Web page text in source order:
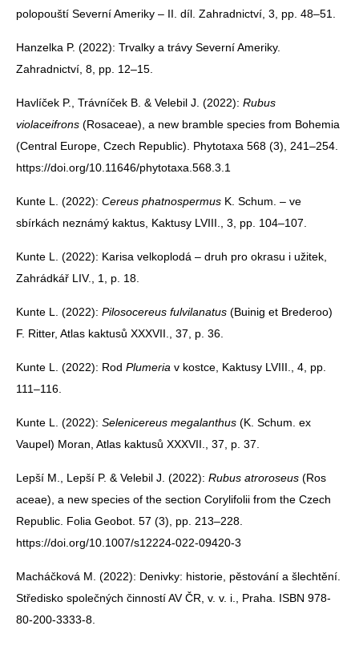
polopouští Severní Ameriky – II. díl. Zahradnictví, 3, pp. 48–51.
Hanzelka P. (2022): Trvalky a trávy Severní Ameriky.
Zahradnictví, 8, pp. 12–15.
Havlíček P., Trávníček B. & Velebil J. (2022): Rubus
violaceifrons (Rosaceae), a new bramble species from Bohemia
(Central Europe, Czech Republic). Phytotaxa 568 (3), 241–254.
https://doi.org/10.11646/phytotaxa.568.3.1
Kunte L. (2022): Cereus phatnospermus K. Schum. – ve
sbírkách neznámý kaktus, Kaktusy LVIII., 3, pp. 104–107.
Kunte L. (2022): Karisa velkoplodá – druh pro okrasu i užitek,
Zahrádkář LIV., 1, p. 18.
Kunte L. (2022): Pilosocereus fulvilanatus (Buinig et Brederoo)
F. Ritter, Atlas kaktusů XXXVII., 37, p. 36.
Kunte L. (2022): Rod Plumeria v kostce, Kaktusy LVIII., 4, pp.
111–116.
Kunte L. (2022): Selenicereus megalanthus (K. Schum. ex
Vaupel) Moran, Atlas kaktusů XXXVII., 37, p. 37.
Lepší M., Lepší P. & Velebil J. (2022): Rubus atroroseus (Ros
aceae), a new species of the section Corylifolii from the Czech
Republic. Folia Geobot. 57 (3), pp. 213–228.
https://doi.org/10.1007/s12224-022-09420-3
Macháčková M. (2022): Denivky: historie, pěstování a šlechtění.
Středisko společných činností AV ČR, v. v. i., Praha. ISBN 978-
80-200-3333-8.